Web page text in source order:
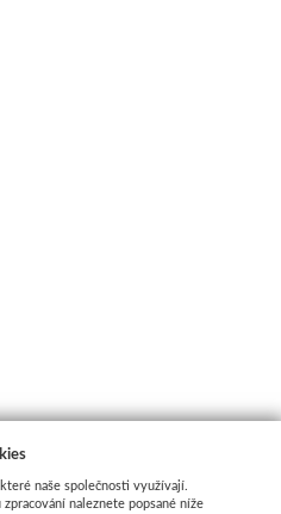
naše společnosti využívají.
naleznete popsané níže